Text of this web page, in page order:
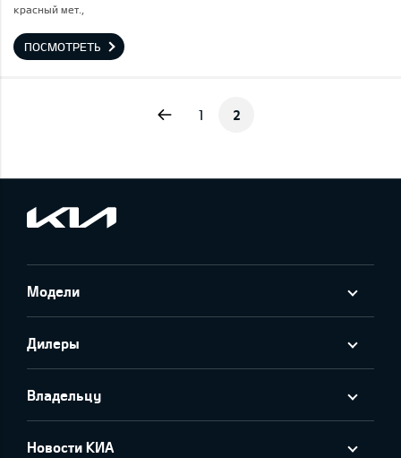
красный мет.,
ПОСМОТРЕТЬ
1 2
Модели
Дилеры
Владельцу
Новости КИА